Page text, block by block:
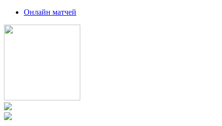
Онлайн матчей